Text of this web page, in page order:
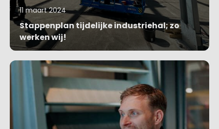
11 maart 2024
Stappenplan tijdelijke industriehal; zo
werken wij!